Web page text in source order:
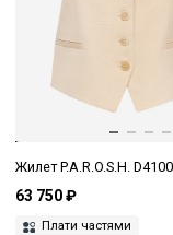
Жилет P.A.R.O.S.H.
63 750 ₽
Плати частями